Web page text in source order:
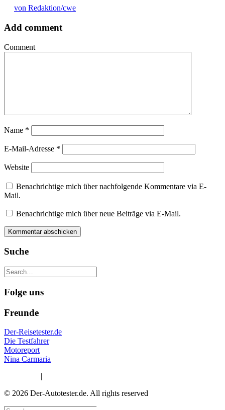
von Redaktion/cwe
Add comment
Comment
Name *
E-Mail-Adresse *
Website
Benachrichtige mich über nachfolgende Kommentare via E-
Mail.
Benachrichtige mich über neue Beiträge via E-Mail.
Suche
Folge uns
Freunde
Der-Reisetester.de
Die Testfahrer
Motoreport
Nina Carmaria
|
© 2026 Der-Autotester.de. All rights reserved